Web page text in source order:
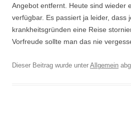
Angebot entfernt. Heute sind wieder
verfügbar. Es passiert ja leider, dass
krankheitsgründen eine Reise
Vorfreude sollte man das nie
Dieser Beitrag wurde unter Allgemein